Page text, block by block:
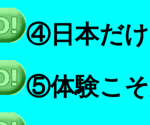
④日本だけ
⑤体験こ